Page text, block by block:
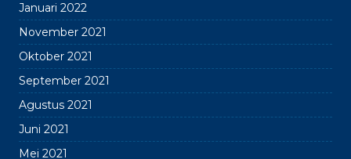
Januari 2022
November 2021
Oktober 2021
September 2021
Agustus 2021
Juni 2021
Mei 2021